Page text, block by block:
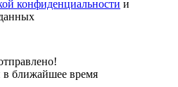
конфиденциальности и
ближайшее время